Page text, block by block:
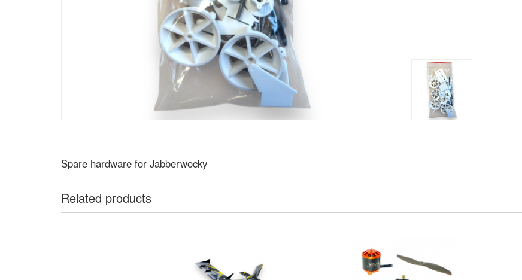
Spare hardware for Jabberwocky
Related products